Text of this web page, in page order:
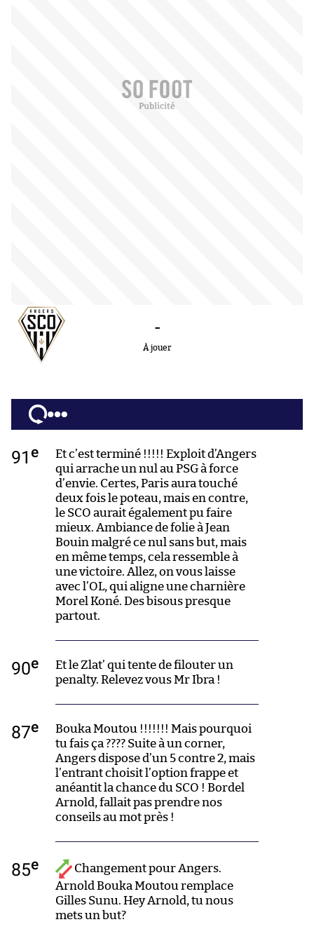
-
À jouer
91 e
Et c’est terminé !!!!! Exploit d’Angers
qui arrache un nul au PSG à force
d’envie. Certes, Paris aura touché
deux fois le poteau, mais en contre,
le SCO aurait également pu faire
mieux. Ambiance de folie à Jean
Bouin malgré ce nul sans but, mais
en même temps, cela ressemble à
une victoire. Allez, on vous laisse
avec l’OL, qui aligne une charnière
Morel Koné. Des bisous presque
partout.
90e
Et le Zlat’ qui tente de filouter un
penalty. Relevez vous Mr Ibra !
87e
Bouka Moutou !!!!!!! Mais pourquoi
tu fais ça ???? Suite à un corner,
Angers dispose d’un 5 contre 2, mais
l’entrant choisit l’option frappe et
anéantit la chance du SCO ! Bordel
Arnold, fallait pas prendre nos
conseils au mot près !
85e
Changement pour Angers.
Arnold Bouka Moutou remplace
Gilles Sunu. Hey Arnold, tu nous
mets un but?